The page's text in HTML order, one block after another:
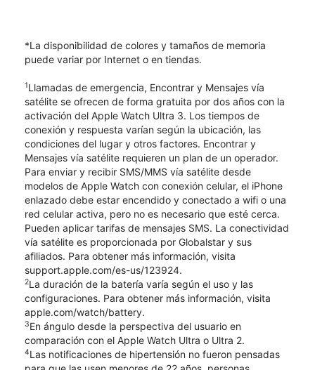
*La disponibilidad de colores y tamaños de memoria
puede variar por Internet o en tiendas.
1Llamadas de emergencia, Encontrar y Mensajes vía
satélite se ofrecen de forma gratuita por dos años con la
activación del Apple Watch Ultra 3. Los tiempos de
conexión y respuesta varían según la ubicación, las
condiciones del lugar y otros factores. Encontrar y
Mensajes vía satélite requieren un plan de un operador.
Para enviar y recibir SMS/MMS vía satélite desde
modelos de Apple Watch con conexión celular, el iPhone
enlazado debe estar encendido y conectado a wifi o una
red celular activa, pero no es necesario que esté cerca.
Pueden aplicar tarifas de mensajes SMS. La conectividad
vía satélite es proporcionada por Globalstar y sus
afiliados. Para obtener más información, visita
support.apple.com/es-us/123924.
2La duración de la batería varía según el uso y las
configuraciones. Para obtener más información, visita
apple.com/watch/battery.
3En ángulo desde la perspectiva del usuario en
comparación con el Apple Watch Ultra o Ultra 2.
4Las notificaciones de hipertensión no fueron pensadas